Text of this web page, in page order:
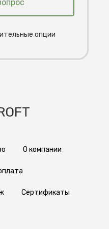
на наше
продукт на
транспорте. Мы
заказа к
опции
О компании
Сертификаты